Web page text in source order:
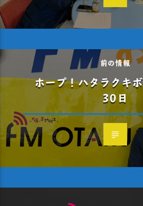
前の情報
ホープ！ハタラクキ
30日